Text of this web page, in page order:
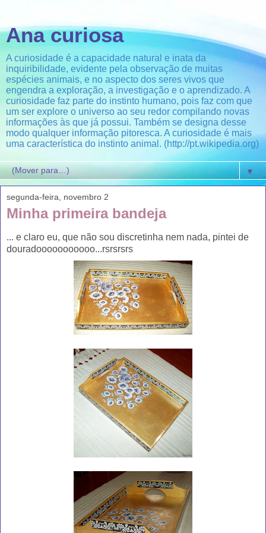
Ana curiosa
A curiosidade é a capacidade natural e inata da
inquiribilidade, evidente pela observação de muitas
espécies animais, e no aspecto dos seres vivos que
engendra a exploração, a investigação e o aprendizado. A
curiosidade faz parte do instinto humano, pois faz com que
um ser explore o universo ao seu redor compilando novas
informações às que já possui. Também se designa desse
modo qualquer informação pitoresca. A curiosidade é mais
uma característica do instinto animal. (http://pt.wikipedia.org)
▼
segunda-feira, novembro 2
Minha primeira bandeja
... e claro eu, que não sou discretinha nem nada, pintei de
douradooooooooooo...rsrsrsrs